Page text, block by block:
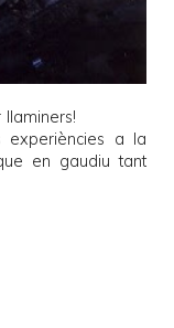
llaminers!
experiències a la
en gaudiu tant